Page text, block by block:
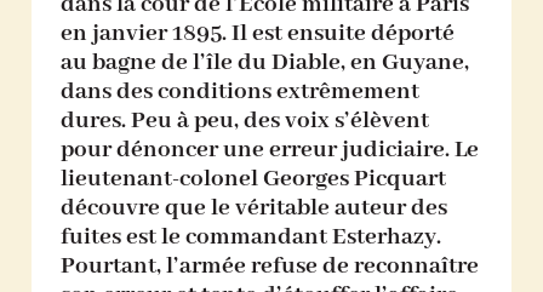
en janvier 1895. Il est ensuite déporté
au bagne de l’île du Diable, en Guyane,
dans des conditions extrêmement
dures. Peu à peu, des voix s’élèvent
pour dénoncer une erreur judiciaire. Le
lieutenant-colonel Georges Picquart
découvre que le véritable auteur des
fuites est le commandant Esterhazy.
Pourtant, l’armée refuse de reconnaître